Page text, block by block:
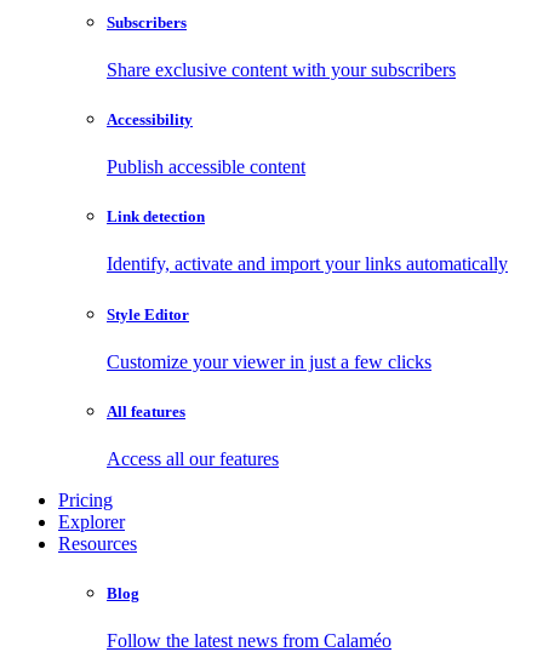
Subscribers
Share exclusive content with your subscribers
Accessibility
Publish accessible content
Link detection
Identify, activate and import your links automatically
Style Editor
Customize your viewer in just a few clicks
All features
Access all our features
Pricing
Explorer
Resources
Blog
Follow the latest news from Calaméo